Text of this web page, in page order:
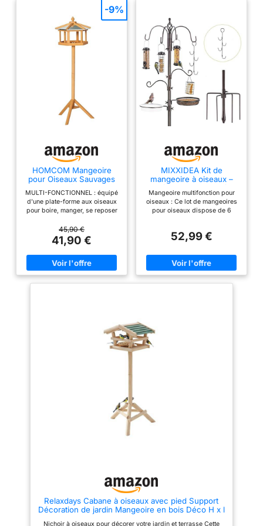
HOMCOM Mangeoire
pour Oiseaux Sauvages
MULTI-FONCTIONNEL : équipé
d'une plate-forme aux oiseaux
pour boire, manger, se reposer
unique en fait une décoration
parfaite pour votre cour ou votre
jardin. ROBUSTE ET RÉSISTANT
AUX INTEMPÉRIES : fabriqué en
bois de sapin massif pour
assurer la durabilité. Et la
FACILE : facile à assembler
45,90 €
41,90 €
-9%
MIXXIDEA Kit de
mangeoire à oiseaux –
Mât de mangeoire à
oiseaux de 238 cm avec
base à 5 griffes, support
multifonction pour
crochets, 5 mangeoires,
1 plateau de bain, facile à
Mangeoire multifonction pour
oiseaux : Ce lot de mangeoires
pour oiseaux dispose de 6
supérieurs peuvent être utilisés
mangeoires pour oiseaux. Le
maillage rond peut être utilisé
pour les insectes en poudre, les
nourriture pour oiseaux avec
support pour l'extérieur a une
différents types de mangeoires
attirera une variété d'oiseaux
qualité. Les soudures ne sont
sont bien traitées. De plus, la
surface du produit a été peinte
52,99 €
Relaxdays Cabane à oiseaux avec pied Support
Décoration de jardin Mangeoire en bois Déco H x l
Nichoir à oiseaux pour décorer votre jardin et terrasse Cette